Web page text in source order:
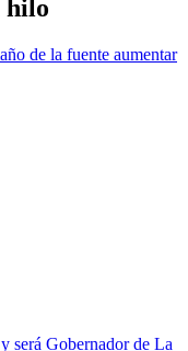
hilo
de la fuente aumentar